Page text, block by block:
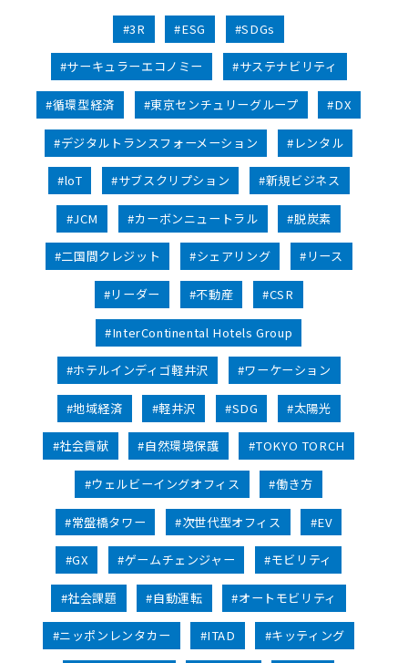
#3R #ESG #SDGs
#サーキュラーエコノミー #サステナビリティ
#循環型経済 #東京センチュリーグループ #DX
#デジタルトランスフォーメーション #レンタル
#loT #サブスクリプション #新規ビジネス
#JCM #カーボンニュートラル #脱炭素
#二国間クレジット #シェアリング #リース
#リーダー #不動産 #CSR
#InterContinental Hotels Group
#ホテルインディゴ軽井沢 #ワーケーション
#地域経済 #軽井沢 #SDG #太陽光
#社会貢献 #自然環境保護 #TOKYO TORCH
#ウェルビーイングオフィス #働き方
#常盤橋タワー #次世代型オフィス #EV
#GX #ゲームチェンジャー #モビリティ
#社会課題 #自動運転 #オートモビリティ
#ニッポンレンタカー #ITAD #キッティング